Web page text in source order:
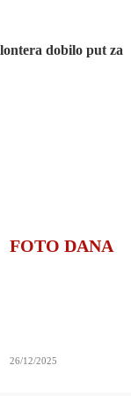
dobilo put za
FOTO DANA
26/12/2025